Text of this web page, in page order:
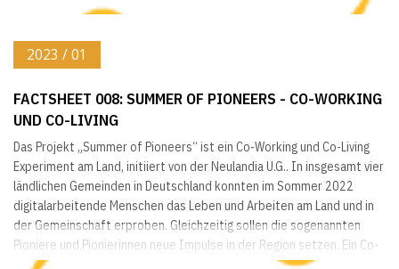
2023 / 01
FACTSHEET 008: SUMMER OF PIONEERS - CO-WORKING
UND CO-LIVING
Das Projekt „Summer of Pioneers“ ist ein Co-Working und Co-Living
Experiment am Land, initiiert von der Neulandia U.G.. In insgesamt vier
ländlichen Gemeinden in Deutschland konnten im Sommer 2022
digitalarbeitende Menschen das Leben und Arbeiten am Land und in
der Gemeinschaft erproben. Gleichzeitig sollen die sogenannten
Pioniere und Pionierinnen neue Impulse in der Region setzen. Ein Co-
Working Space vor Ort ermöglicht es den Teilnehmenden ihrer